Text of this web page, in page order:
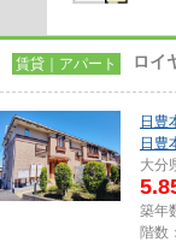
賃貸｜アパート ロイ
日豊
日豊
大分
築年
階数